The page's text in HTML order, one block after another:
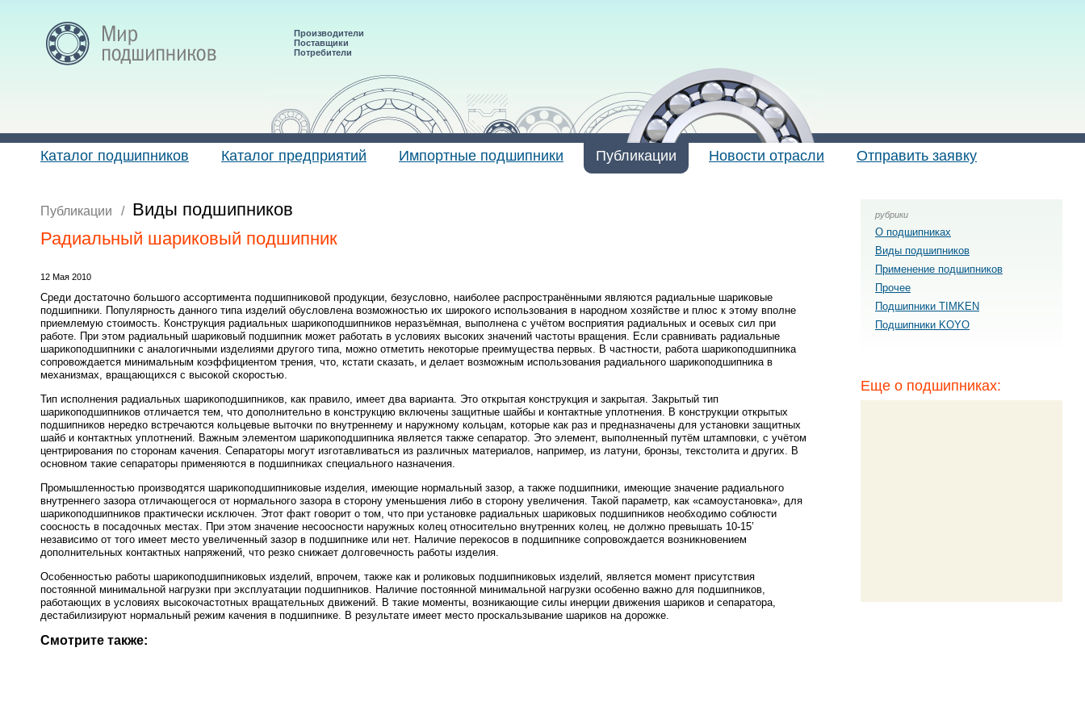
Производители
Поставщики
Потребители
Каталог подшипников Каталог предприятий Импортные подшипники Публикации Новости отрасли Отправить заявку
рубрики
О подшипниках
Виды подшипников
Применение подшипников
Прочее
Подшипники TIMKEN
Подшипники KOYO
Еще о подшипниках:
Публикации /
Виды подшипников
Радиальный шариковый подшипник
12 Мая 2010
Среди достаточно большого ассортимента подшипниковой продукции, безусловно, наиболее распространёнными являются радиальные шариковые
подшипники. Популярность данного типа изделий обусловлена возможностью их широкого использования в народном хозяйстве и плюс к этому вполне
приемлемую стоимость. Конструкция радиальных шарикоподшипников неразъёмная, выполнена с учётом восприятия радиальных и осевых сил при
работе. При этом радиальный шариковый подшипник может работать в условиях высоких значений частоты вращения. Если сравнивать радиальные
шарикоподшипники с аналогичными изделиями другого типа, можно отметить некоторые преимущества первых. В частности, работа шарикоподшипника
сопровождается минимальным коэффициентом трения, что, кстати сказать, и делает возможным использования радиального шарикоподшипника в
механизмах, вращающихся с высокой скоростью.
Тип исполнения радиальных шарикоподшипников, как правило, имеет два варианта. Это открытая конструкция и закрытая. Закрытый тип
шарикоподшипников отличается тем, что дополнительно в конструкцию включены защитные шайбы и контактные уплотнения. В конструкции открытых
подшипников нередко встречаются кольцевые выточки по внутреннему и наружному кольцам, которые как раз и предназначены для установки защитных
шайб и контактных уплотнений. Важным элементом шарикоподшипника является также сепаратор. Это элемент, выполненный путём штамповки, с учётом
центрирования по сторонам качения. Сепараторы могут изготавливаться из различных материалов, например, из латуни, бронзы, текстолита и других. В
основном такие сепараторы применяются в подшипниках специального назначения.
Промышленностью производятся шарикоподшипниковые изделия, имеющие нормальный зазор, а также подшипники, имеющие значение радиального
внутреннего зазора отличающегося от нормального зазора в сторону уменьшения либо в сторону увеличения. Такой параметр, как «самоустановка», для
шарикоподшипников практически исключен. Этот факт говорит о том, что при установке радиальных шариковых подшипников необходимо соблюсти
соосность в посадочных местах. При этом значение несоосности наружных колец относительно внутренних колец, не должно превышать 10-15’
независимо от того имеет место увеличенный зазор в подшипнике или нет. Наличие перекосов в подшипнике сопровождается возникновением
дополнительных контактных напряжений, что резко снижает долговечность работы изделия.
Особенностью работы шарикоподшипниковых изделий, впрочем, также как и роликовых подшипниковых изделий, является момент присутствия
постоянной минимальной нагрузки при эксплуатации подшипников. Наличие постоянной минимальной нагрузки особенно важно для подшипников,
работающих в условиях высокочастотных вращательных движений. В такие моменты, возникающие силы инерции движения шариков и сепаратора,
дестабилизируют нормальный режим качения в подшипнике. В результате имеет место проскальзывание шариков на дорожке.
Смотрите также: